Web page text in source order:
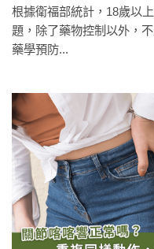
根據衛福部統計，18歲以
題，除了藥物控制以外，
藥學預防...